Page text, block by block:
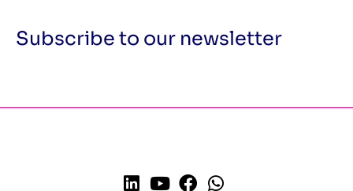
Subscribe to our newsletter